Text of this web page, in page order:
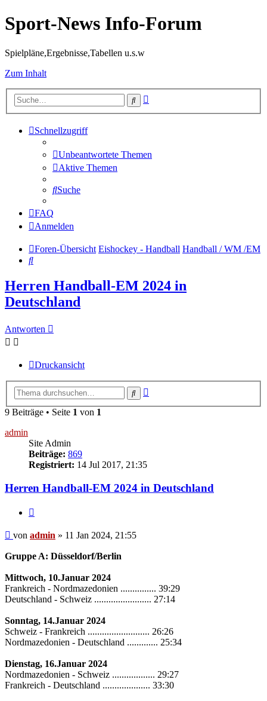
Sport-News Info-Forum
Spielpläne,Ergebnisse,Tabellen u.s.w
Zum Inhalt
Suche
Schnellzugriff
Unbeantwortete Themen
Aktive Themen
Suche
FAQ
Anmelden
Foren-Übersicht Eishockey - Handball Handball / WM /EM
Suche
Herren Handball-EM 2024 in
Deutschland
Antworten
Druckansicht
Suche
9 Beiträge • Seite 1 von 1
admin
Site Admin
Beiträge: 869
Registriert: 14 Jul 2017, 21:35
Herren Handball-EM 2024 in Deutschland
Beitrag
von admin » 11 Jan 2024, 21:55
Gruppe A: Düsseldorf/Berlin
Mittwoch, 10.Januar 2024
Frankreich - Nordmazedonien ............... 39:29
Deutschland - Schweiz ........................ 27:14
Sonntag, 14.Januar 2024
Schweiz - Frankreich .......................... 26:26
Nordmazedonien - Deutschland ............. 25:34
Dienstag, 16.Januar 2024
Nordmazedonien - Schweiz .................. 29:27
Frankreich - Deutschland .................... 33:30